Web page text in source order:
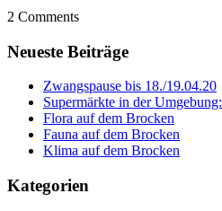
2 Comments
Neueste Beiträge
Zwangspause bis 18./19.04.20
Supermärkte in der Umgebung:
Flora auf dem Brocken
Fauna auf dem Brocken
Klima auf dem Brocken
Kategorien